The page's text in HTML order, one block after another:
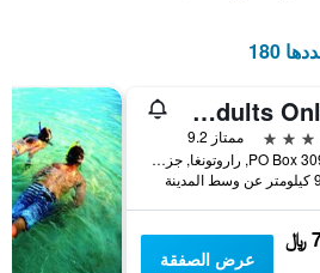
180
Muri Beach Hideaway - Adults Only
ممتاز 9.2
PO Box 3092, راروتونغا, جزر كوك
عرض الصفقة